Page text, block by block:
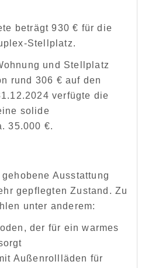
beträgt 930 € für die
Stellplatz.
und Stellplatz
rund 306 € auf den
verfügte die
solide
35.000 €.
Ausstattung
gepflegten Zustand. Zu
unter anderem:
der für ein warmes
Außenrollläden für